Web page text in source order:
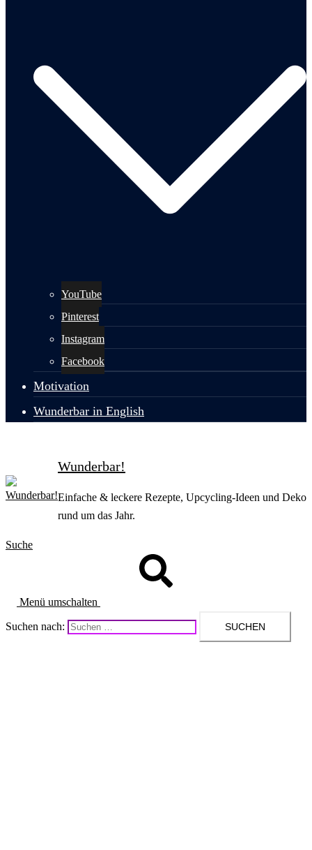
YouTube
Pinterest
Instagram
Facebook
Motivation
Wunderbar in English
Wunderbar!
Einfache & leckere Rezepte, Upcycling-Ideen und Deko
rund um das Jahr.
Suche
Menü umschalten
Suchen nach: